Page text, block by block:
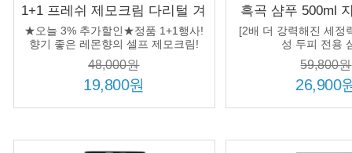
1+1 프레쉬 제모크림 다리털 겨
드랑이 종아리 팔 셀프 제모제
브라질리언 왁싱 남자 여성
★오늘 3% 추가할인★정품 1+1행사!
향기 좋은 레몬향의 셀프 제모크림!
48,000원
19,800원
흑곡 샴푸 500ml
두피 순한 저자극
검정콩 어
[2배 더 강력해진 세정
성 두피 전용
59,800원
26,900